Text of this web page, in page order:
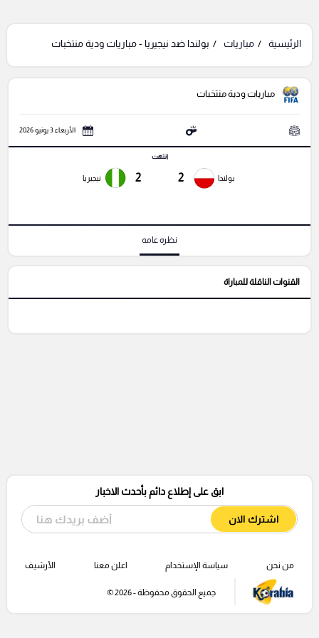
الرئيسية مباريات بولندا ضد نيجيريا - مباريات ودية منتخبات
مباريات ودية منتخبات
الأربعاء 3 يونيو 2026
بولندا 2
انتهت
2 نيجيريا
نظره عامه
القنوات الناقلة للمباراة
ابق على إطلاع دائم بأحدث الاخبار
اشترك الان
من نحن سياسة الإستخدام اعلن معنا الأرشيف
جميع الحقوق محفوظة - 2026 ©